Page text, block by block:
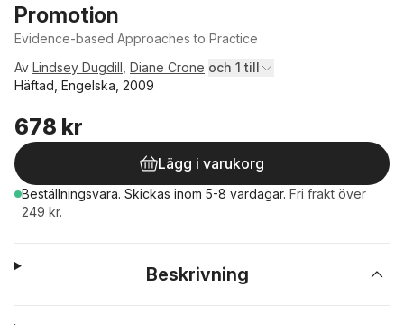
Promotion
Evidence-based Approaches to Practice
Av Lindsey Dugdill Diane Crone och 1 till
Häftad, Engelska, 2009
678 kr
Lägg i varukorg
Beställningsvara. Skickas inom 5-8 vardagar. Fri frakt över
249 kr.
Beskrivning